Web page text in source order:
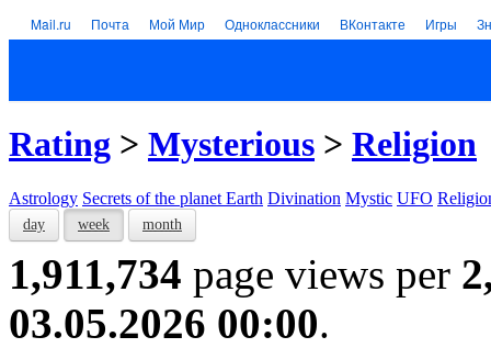
Mail.ru Почта Мой Мир Одноклассники ВКонтакте Игры
Rating > Mysterious > Religion
Astrology Secrets of the planet Earth Divination Mystic UFO
day week month
1,911,734 page views per
03.05.2026 00:00.